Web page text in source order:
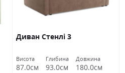
Диван Стенлі 3
Висота
87.0см
Глибина
93.0см
Довжина
180.0см